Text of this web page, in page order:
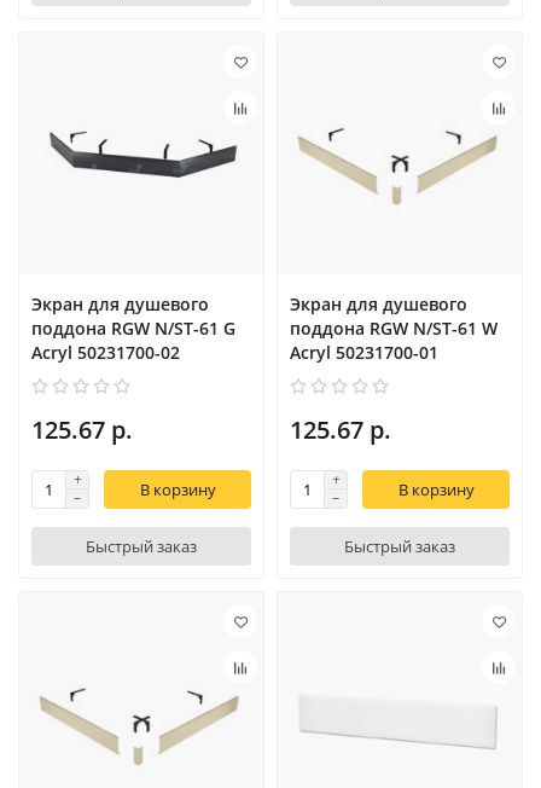
Экран для душевого
поддона RGW N/ST-61 G
Acryl 50231700-02
125.67 р.
В корзину
Быстрый заказ
Экран для душевого
поддона RGW N/ST-61 W
Acryl 50231700-01
125.67 р.
В корзину
Быстрый заказ